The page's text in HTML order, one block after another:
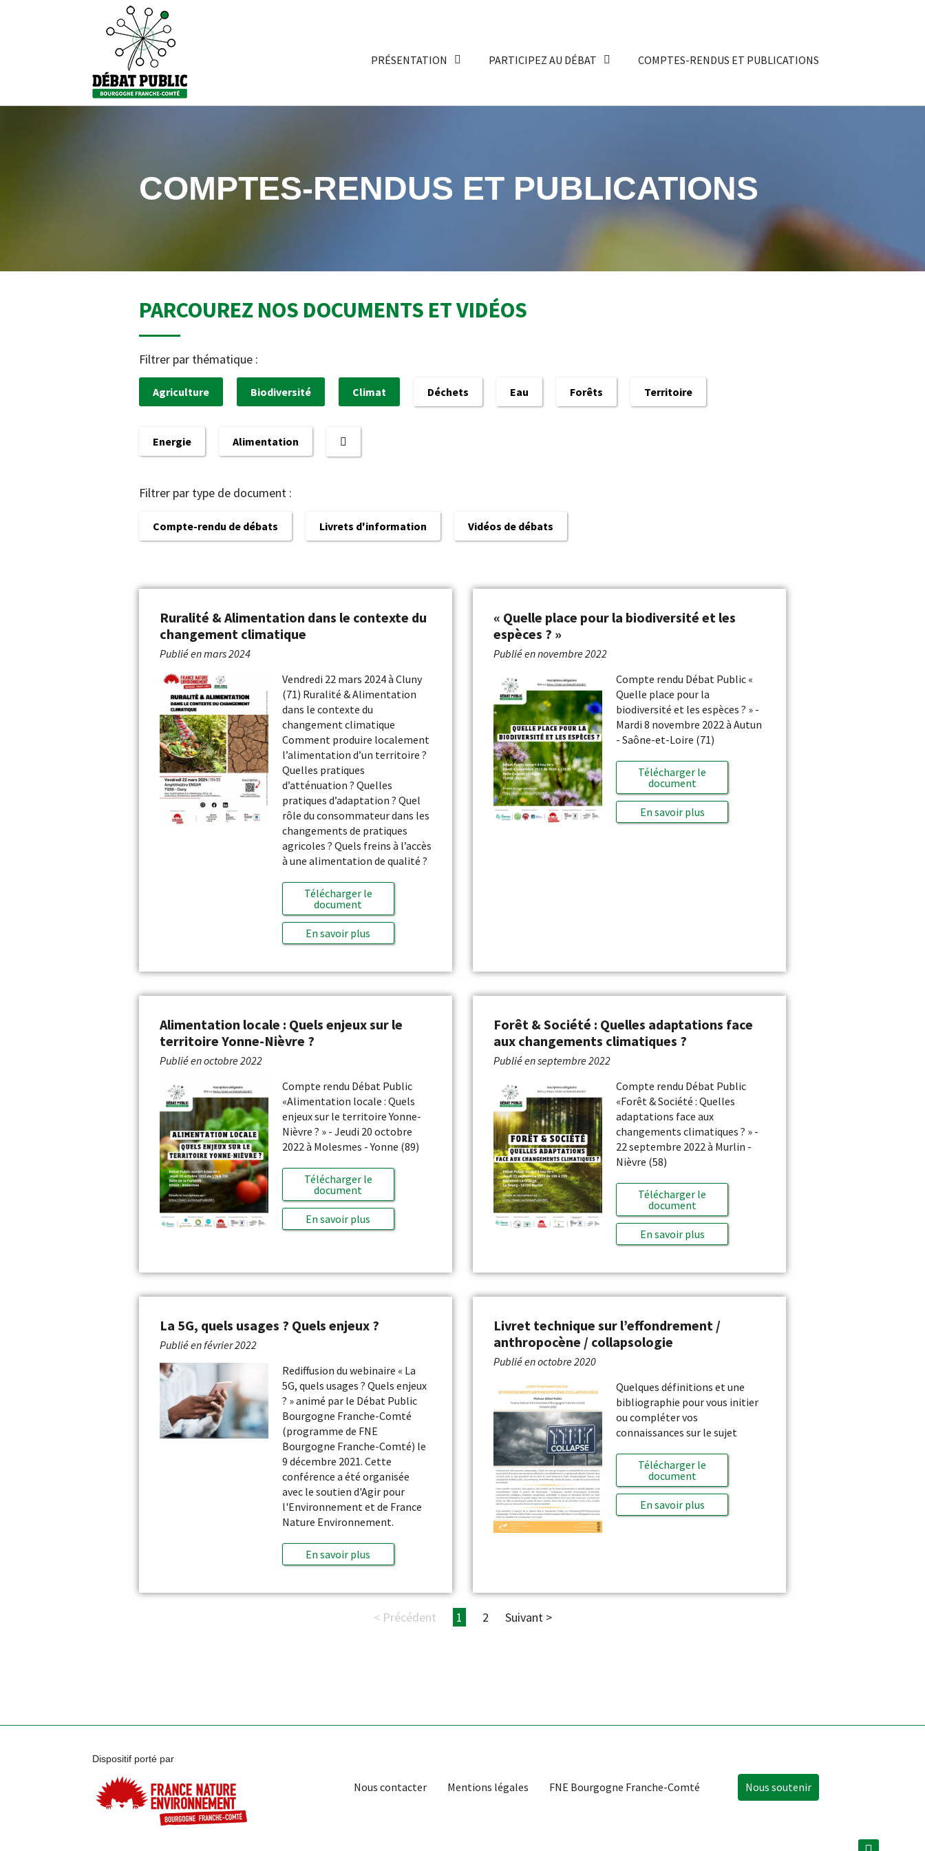
PRÉSENTATION PARTICIPEZ AU DÉBAT COMPTES-RENDUS ET PUBLICATIONS
COMPTES-RENDUS ET PUBLICATIONS
PARCOUREZ NOS DOCUMENTS ET VIDÉOS
Filtrer par thématique :
Agriculture Biodiversité Climat Déchets Eau Forêts Territoire
Energie Alimentation
Filtrer par type de document :
Compte-rendu de débats Livrets d'information Vidéos de débats
Ruralité & Alimentation dans le contexte du
changement climatique
Publié enmars 2024
Vendredi 22 mars 2024 à Cluny
(71) Ruralité & Alimentation
dans le contexte du
changement climatique
Comment produire localement
l’alimentation d’un territoire ?
Quelles pratiques
d’atténuation ? Quelles
pratiques d’adaptation ? Quel
rôle du consommateur dans les
changements de pratiques
agricoles ? Quels freins à l’accès
à une alimentation de qualité ?
Télécharger le
document
En savoir plus
« Quelle place pour la biodiversité et les
espèces ? »
Publié ennovembre 2022
Compte rendu Débat Public «
Quelle place pour la
biodiversité et les espèces ? » -
Mardi 8 novembre 2022 à Autun
- Saône-et-Loire (71)
Télécharger le
document
En savoir plus
Alimentation locale : Quels enjeux sur le
territoire Yonne-Nièvre ?
Publié enoctobre 2022
Compte rendu Débat Public
«Alimentation locale : Quels
enjeux sur le territoire Yonne-
Nièvre ? » - Jeudi 20 octobre
2022 à Molesmes - Yonne (89)
Télécharger le
document
En savoir plus
Forêt & Société : Quelles adaptations face
aux changements climatiques ?
Publié enseptembre 2022
Compte rendu Débat Public
«Forêt & Société : Quelles
adaptations face aux
changements climatiques ? » -
22 septembre 2022 à Murlin -
Nièvre (58)
Télécharger le
document
En savoir plus
La 5G, quels usages ? Quels enjeux ?
Publié enfévrier 2022
Rediffusion du webinaire « La
5G, quels usages ? Quels enjeux
? » animé par le Débat Public
Bourgogne Franche-Comté
(programme de FNE
Bourgogne Franche-Comté) le
9 décembre 2021. Cette
conférence a été organisée
avec le soutien d'Agir pour
l'Environnement et de France
Nature Environnement.
En savoir plus
Livret technique sur l’effondrement /
anthropocène / collapsologie
Publié enoctobre 2020
Quelques définitions et une
bibliographie pour vous initier
ou compléter vos
connaissances sur le sujet
Télécharger le
document
En savoir plus
< Précédent 1 2 Suivant >
Dispositif porté par
Nous contacter Mentions légales FNE Bourgogne Franche-Comté Nous soutenir